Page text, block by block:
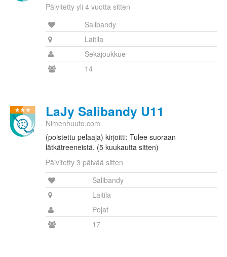
Päivitetty yli 4 vuotta sitten
Salibandy
Laitila
Sekajoukkue
14
LaJy Salibandy U11
Nimenhuuto.com
(poistettu pelaaja) kirjoitti: Tulee suoraan
lätkätreeneistä. (5 kuukautta sitten)
Päivitetty 3 päivää sitten
Salibandy
Laitila
Pojat
17